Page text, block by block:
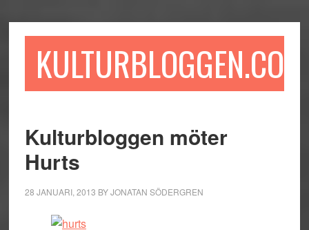
till
till
sidofältet
till
KULTURBLOGGEN.COM
Kulturbloggen möter
Hurts
28 JANUARI, 2013 BYJONATAN SÖDERGREN